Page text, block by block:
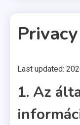
4 MINS READ
Last updated:
1. Az